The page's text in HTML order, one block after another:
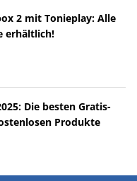
2 mit Tonieplay: Alle
erhältlich!
Die besten Gratis-
Produkte